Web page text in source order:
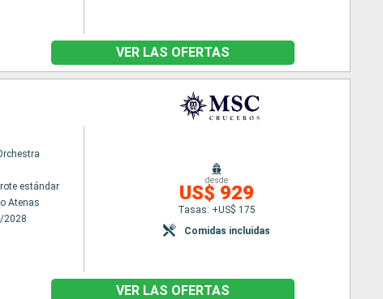
VER LAS OFERTAS
estándar
Atenas
2028
desde
US$ 929
Tasas: +US$ 175
Comidas incluidas
VER LAS OFERTAS